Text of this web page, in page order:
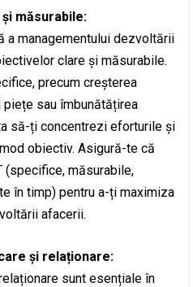
măsurabile:
a managementului dezvoltării
clare și măsurabile.
precum creșterea
piețe sau îmbunătățirea
să-ți concentrezi eforturile și
obiectiv. Asigură-te că
(specifice, măsurabile,
în timp) pentru a-ți maximiza
afacerii.
și relaționare:
sunt esențiale în